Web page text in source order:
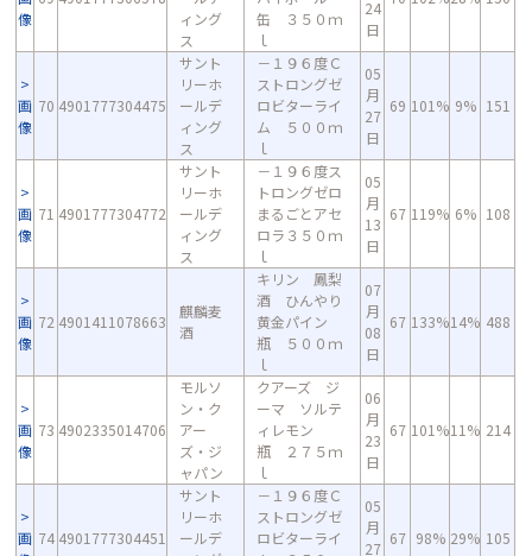
像
ィング
ス
缶 ３５０ｍ
ｌ
24
日
画
像
70 4901777304475
サント
リーホ
ールデ
ィング
ス
－１９６度Ｃ
ストロングゼ
ロビターライ
ム ５００ｍ
ｌ
05
月
27
日
69 101% 9% 151
画
像
71 4901777304772
サント
リーホ
ールデ
ィング
ス
－１９６度ス
トロングゼロ
まるごとアセ
ロラ３５０ｍ
ｌ
05
月
13
日
67 119% 6% 108
画
像
72 4901411078663
麒麟麦
酒
キリン 鳳梨
酒 ひんやり
黄金パイン
瓶 ５００ｍ
ｌ
07
月
08
日
67 133%14% 488
画
像
73 4902335014706
モルソ
ン・ク
アー
ズ・ジ
ャパン
クアーズ ジ
ーマ ソルテ
ィレモン
瓶 ２７５ｍ
ｌ
06
月
23
日
67 101%11% 214
画 74 4901777304451
サント
リーホ
ールデ
－１９６度Ｃ
ストロングゼ
ロビターライ
05
月
27
67 98% 29% 105